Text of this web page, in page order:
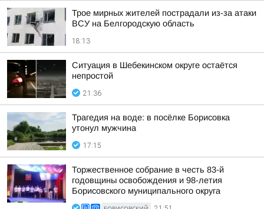
Трое мирных жителей пострадали из-за атаки
ВСУ на Белгородскую область
18:13
Ситуация в Шебекинском округе остаётся
непростой
21:36
Трагедия на воде: в посёлке Борисовка
утонул мужчина
17:15
Торжественное собрание в честь 83-й
годовщины освобождения и 98-летия
Борисовского муниципального округа